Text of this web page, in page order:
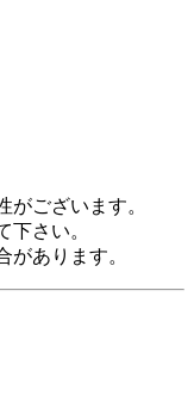
ございます。
下さい。
あります。